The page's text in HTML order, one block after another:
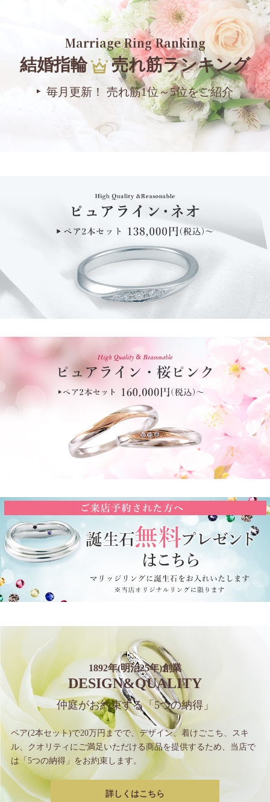
Marriage Ring Ranking
結婚指輪 売れ筋ランキング
毎月更新！ 売れ筋1位～5位をご紹介
1892年(明治25年)創業
DESIGN&QUALITY
仲庭がお約束する「5つの納得」
ペア(2本セット)で20万円までで、 デザイン、着けごこち、スキ
ル、クオリティに ご満足いただける商品を提供するため、 当店で
は「5つの納得」をお約束します。
詳しくはこちら